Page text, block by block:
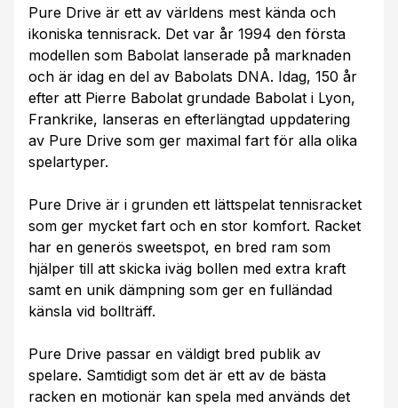
Pure Drive är ett av världens mest kända och
ikoniska tennisrack. Det var år 1994 den första
modellen som Babolat lanserade på marknaden
och är idag en del av Babolats DNA. Idag, 150 år
efter att Pierre Babolat grundade Babolat i Lyon,
Frankrike, lanseras en efterlängtad uppdatering
av Pure Drive som ger maximal fart för alla olika
spelartyper.
Pure Drive är i grunden ett lättspelat tennisracket
som ger mycket fart och en stor komfort. Racket
har en generös sweetspot, en bred ram som
hjälper till att skicka iväg bollen med extra kraft
samt en unik dämpning som ger en fulländad
känsla vid bollträff.
Pure Drive passar en väldigt bred publik av
spelare. Samtidigt som det är ett av de bästa
racken en motionär kan spela med används det